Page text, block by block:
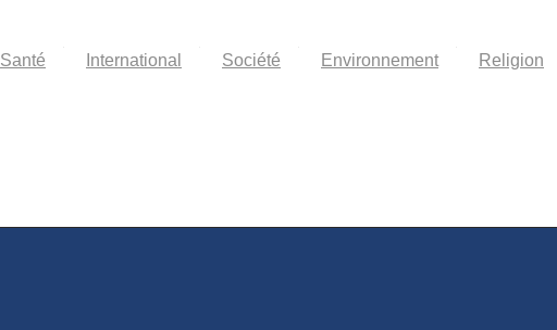
Santé International Société Environnement Religion